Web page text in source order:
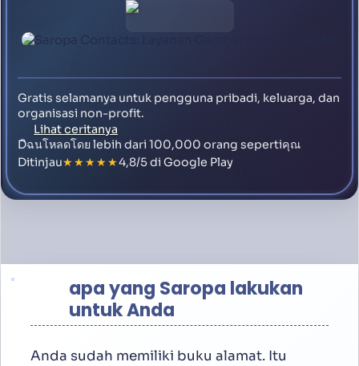
Gratis selamanya untuk pengguna pribadi, keluarga, dan
organisasi non-profit.
Lihat ceritanya
Dิฉนโหลดโดย lebih dari 100,000 orang sepertiคุณ
Ditinjau★★★★★4,8/5 di Google Play
apa yang Saropa lakukan
untuk Anda
Anda sudah memiliki buku alamat. Itu